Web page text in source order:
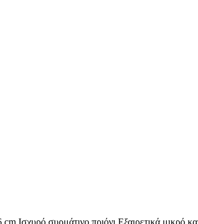
συρμάτινο πριόνι Εξαιρετικά μικρό